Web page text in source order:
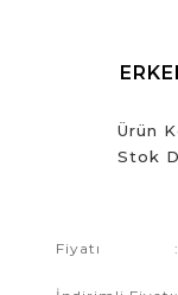
Ürün
Stok
Fiyatı